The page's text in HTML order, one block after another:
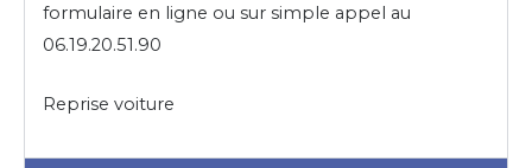
formulaire en ligne ou sur simple appel au
06.19.20.51.90
Reprise voiture